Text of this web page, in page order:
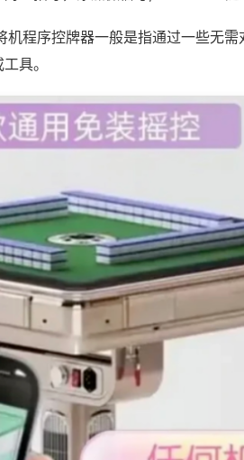
机程序控牌器一般是指通过一些无
具。